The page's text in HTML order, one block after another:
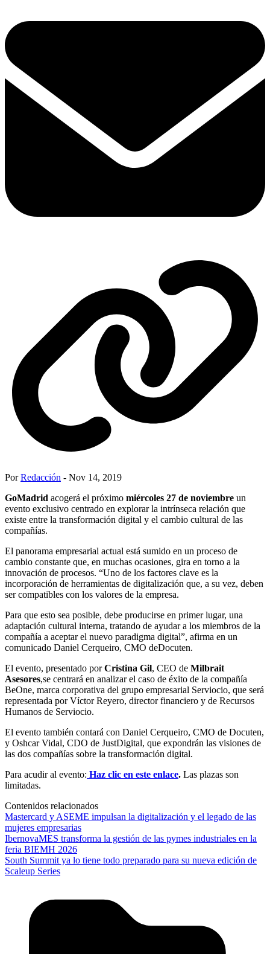
PorRedacción - Nov 14, 2019
GoMadrid acogerá el próximo miércoles 27 de noviembre un
evento exclusivo centrado en explorar la intrínseca relación que
existe entre la transformación digital y el cambio cultural de las
compañías.
El panorama empresarial actual está sumido en un proceso de
cambio constante que, en muchas ocasiones, gira en torno a la
innovación de procesos. “Uno de los factores clave es la
incorporación de herramientas de digitalización que, a su vez, deben
ser compatibles con los valores de la empresa.
Para que esto sea posible, debe producirse en primer lugar, una
adaptación cultural interna, tratando de ayudar a los miembros de la
compañía a aceptar el nuevo paradigma digital”, afirma en un
comunicado Daniel Cerqueiro, CMO deDocuten.
El evento, presentado porCristina Gil, CEO de Milbrait
Asesores,se centrará en analizar el caso de éxito de la compañía
BeOne, marca corporativa del grupo empresarial Serviocio, que será
representada por Víctor Reyero, director financiero y de Recursos
Humanos de Serviocio.
El evento también contará con Daniel Cerqueiro, CMO de Docuten,
y Oshcar Vidal, CDO de JustDigital, que expondrán las visiones de
las dos compañías sobre la transformación digital.
Para acudir al evento: Haz clic en este enlace. Las plazas son
limitadas.
Contenidos relacionados
Mastercard y ASEME impulsan la digitalización y el legado de las
mujeres empresarias
IbernovaMES transforma la gestión de las pymes industriales en la
feria BIEMH 2026
South Summit ya lo tiene todo preparado para su nueva edición de
Scaleup Series